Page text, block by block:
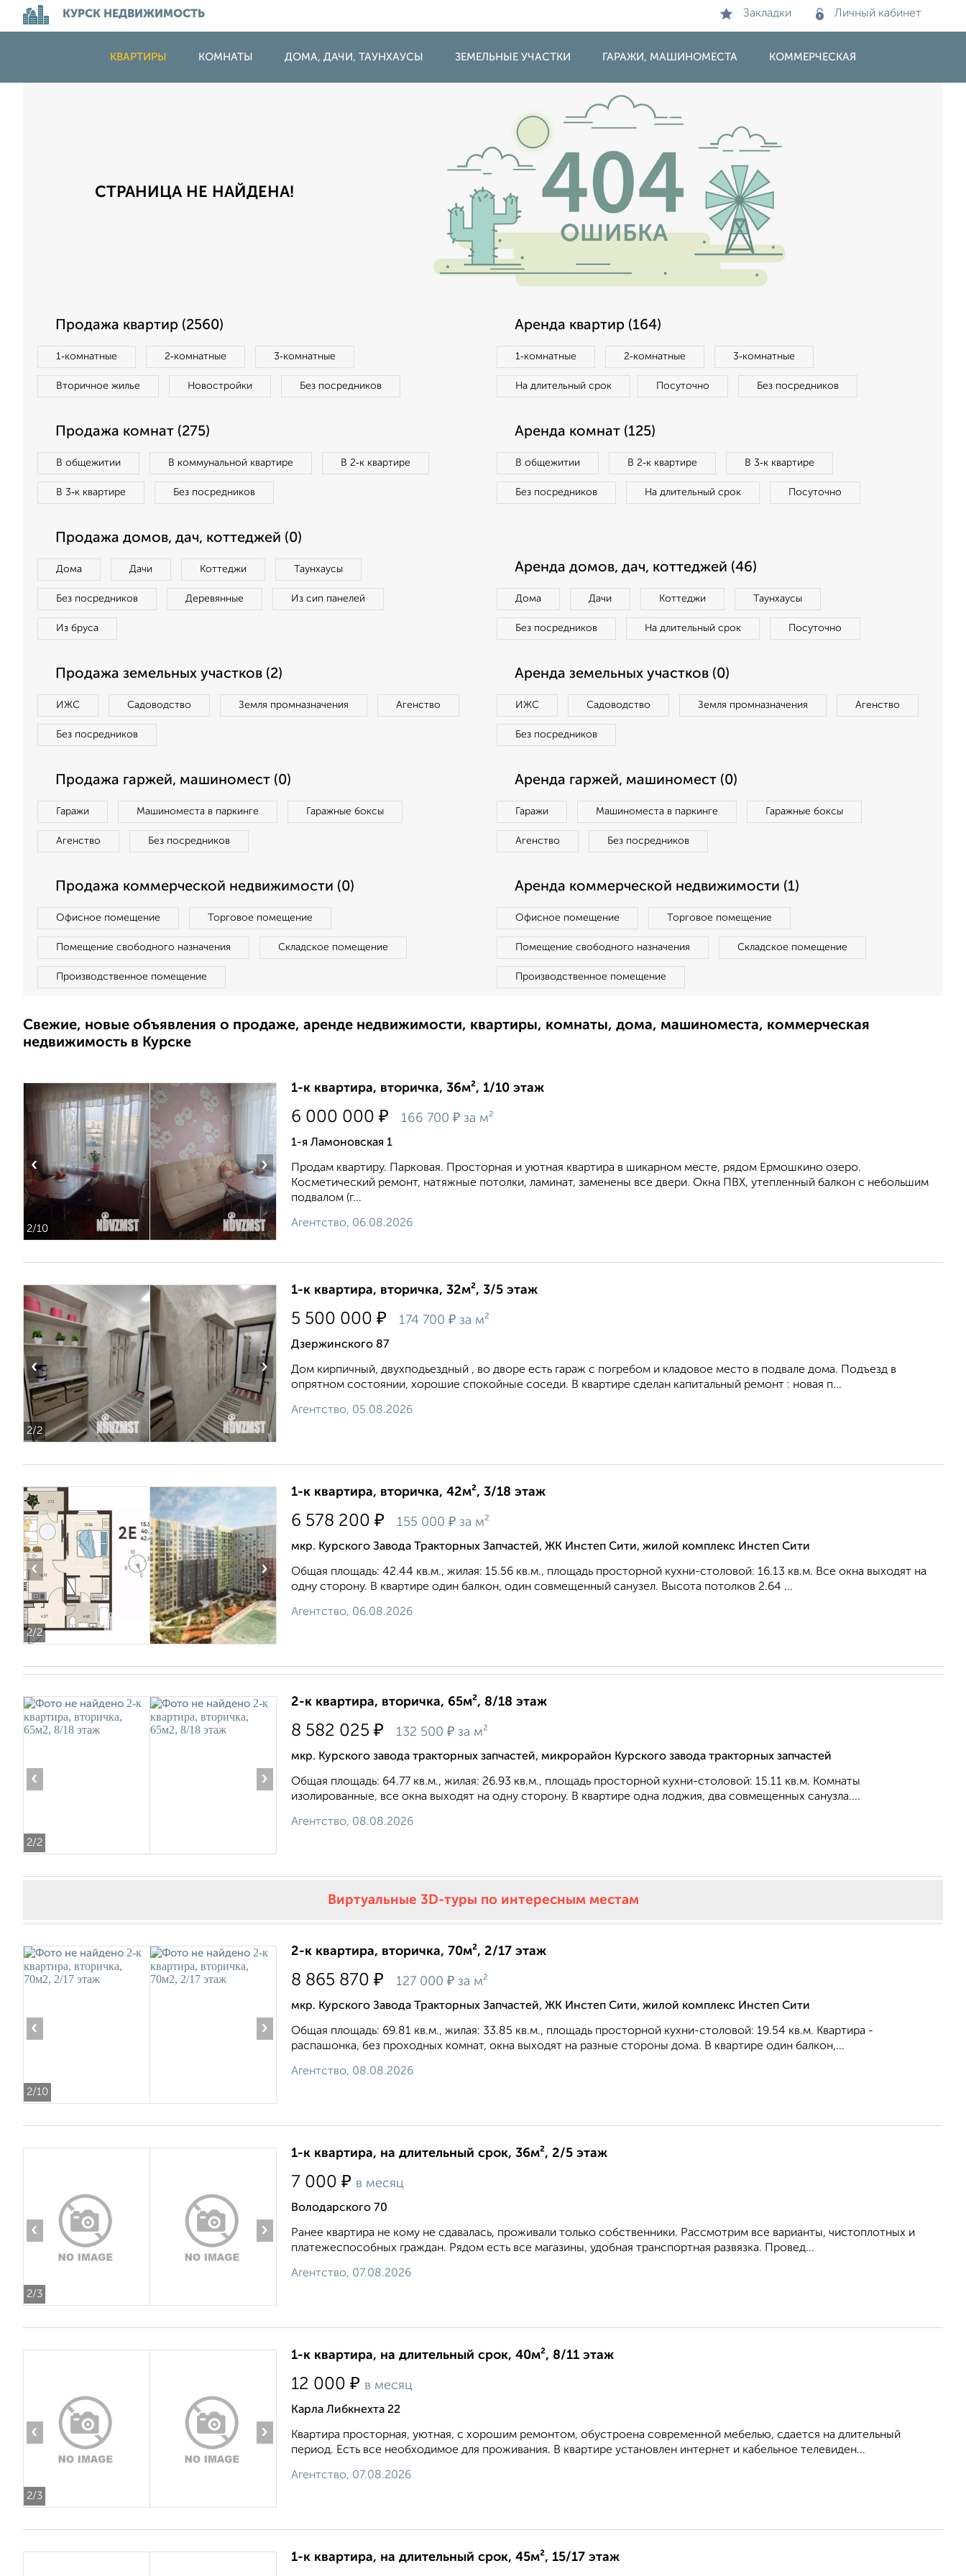
КУРСК НЕДВИЖИМОСТЬ Закладки Личный кабинет
КВАРТИРЫ КОМНАТЫ ДОМА, ДАЧИ, ТАУНХАУСЫ ЗЕМЕЛЬНЫЕ УЧАСТКИ ГАРАЖИ, МАШИНОМЕСТА КОММЕРЧЕСКАЯ
СТРАНИЦА НЕ НАЙДЕНА!
Продажа квартир (2560)
1‑комнатные 2‑комнатные 3‑комнатные
Вторичное жилье Новостройки Без посредников
Аренда квартир (164)
1‑комнатные 2‑комнатные 3‑комнатные
На длительный срок Посуточно Без посредников
Продажа комнат (275)
В общежитии В коммунальной квартире В 2‑к квартире
В 3‑к квартире Без посредников
Аренда комнат (125)
В общежитии В 2‑к квартире В 3‑к квартире
Без посредников На длительный срок Посуточно
Продажа домов, дач, коттеджей (0)
Дома Дачи Коттеджи Таунхаусы
Без посредников Деревянные Из сип панелей
Из бруса
Аренда домов, дач, коттеджей (46)
Дома Дачи Коттеджи Таунхаусы
Без посредников На длительный срок Посуточно
Продажа земельных участков (2)
ИЖС Садоводство Земля промназначения Агенство
Без посредников
Аренда земельных участков (0)
ИЖС Садоводство Земля промназначения Агенство
Без посредников
Продажа гаржей, машиномест (0)
Гаражи Машиноместа в паркинге Гаражные боксы
Агенство Без посредников
Аренда гаржей, машиномест (0)
Гаражи Машиноместа в паркинге Гаражные боксы
Агенство Без посредников
Продажа коммерческой недвижимости (0)
Офисное помещение Торговое помещение
Помещение свободного назначения Складское помещение
Производственное помещение
Аренда коммерческой недвижимости (1)
Офисное помещение Торговое помещение
Помещение свободного назначения Складское помещение
Производственное помещение
Свежие, новые объявления о продаже, аренде недвижимости, квартиры, комнаты, дома, машиноместа, коммерческая
недвижимость в Курске
2/10
‹ ›
1-к квартира, вторичка, 36м², 1/10 этаж
6 000 000 ₽ 166 700 ₽ за м²
1-я Ламоновская 1
Продам квартиру. Парковая. Просторная и уютная квартира в шикарном месте, рядом Ермошкино озеро.
Косметический ремонт, натяжные потолки, ламинат, заменены все двери. Окна ПВХ, утепленный балкон с небольшим
подвалом (г...
Агентство, 06.08.2026
2/2
‹ ›
1-к квартира, вторичка, 32м², 3/5 этаж
5 500 000 ₽ 174 700 ₽ за м²
Дзержинского 87
Дом кирпичный, двухподьездный , во дворе есть гараж с погребом и кладовое место в подвале дома. Подъезд в
опрятном состоянии, хорошие спокойные соседи. В квартире сделан капитальный ремонт : новая п...
Агентство, 05.08.2026
2/2
‹ ›
1-к квартира, вторичка, 42м², 3/18 этаж
6 578 200 ₽ 155 000 ₽ за м²
мкр. Курского Завода Тракторных Запчастей, ЖК Инстеп Сити, жилой комплекс Инстеп Сити
Общая площадь: 42.44 кв.м., жилая: 15.56 кв.м., площадь просторной кухни-столовой: 16.13 кв.м. Все окна выходят на
одну сторону. В квартире один балкон, один совмещенный санузел. Высота потолков 2.64 ...
Агентство, 06.08.2026
2/2
‹ ›
2-к квартира, вторичка, 65м², 8/18 этаж
8 582 025 ₽ 132 500 ₽ за м²
мкр. Курского завода тракторных запчастей, микрорайон Курского завода тракторных запчастей
Общая площадь: 64.77 кв.м., жилая: 26.93 кв.м., площадь просторной кухни-столовой: 15.11 кв.м. Комнаты
изолированные, все окна выходят на одну сторону. В квартире одна лоджия, два совмещенных санузла....
Агентство, 08.08.2026
Виртуальные 3D-туры по интересным местам
2/10
‹ ›
2-к квартира, вторичка, 70м², 2/17 этаж
8 865 870 ₽ 127 000 ₽ за м²
мкр. Курского Завода Тракторных Запчастей, ЖК Инстеп Сити, жилой комплекс Инстеп Сити
Общая площадь: 69.81 кв.м., жилая: 33.85 кв.м., площадь просторной кухни-столовой: 19.54 кв.м. Квартира -
распашонка, без проходных комнат, окна выходят на paзные стороны дома. В квартире один балкон,...
Агентство, 08.08.2026
2/3
‹ ›
1-к квартира, на длительный срок, 36м², 2/5 этаж
7 000 ₽ в месяц
Володарского 70
Ранее квартира не кому не сдавалась, проживали только собственники. Рассмотрим все варианты, чистоплотных и
платежеспособных граждан. Рядом есть все магазины, удобная транспортная развязка. Провед...
Агентство, 07.08.2026
2/3
‹ ›
1-к квартира, на длительный срок, 40м², 8/11 этаж
12 000 ₽ в месяц
Карла Либкнехта 22
Квартира просторная, уютная, с хорошим ремонтом, обустроена современной мебелью, сдается на длительный
период. Есть все необходимое для проживания. В квартире установлен интернет и кабельное телевиден...
Агентство, 07.08.2026
1-к квартира, на длительный срок, 45м², 15/17 этаж